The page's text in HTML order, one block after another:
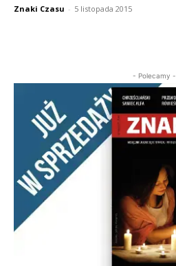
Znaki Czasu - 5 listopada 2015
- Polecamy -